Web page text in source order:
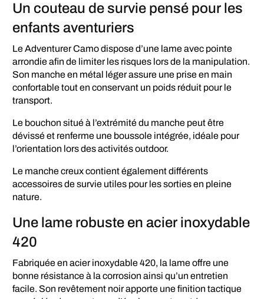
Un couteau de survie pensé pour les
enfants aventuriers
Le Adventurer Camo dispose d’une lame avec pointe
arrondie afin de limiter les risques lors de la manipulation.
Son manche en métal léger assure une prise en main
confortable tout en conservant un poids réduit pour le
transport.
Le bouchon situé à l’extrémité du manche peut être
dévissé et renferme une boussole intégrée, idéale pour
l’orientation lors des activités outdoor.
Le manche creux contient également différents
accessoires de survie utiles pour les sorties en pleine
nature.
Une lame robuste en acier inoxydable
420
Fabriquée en acier inoxydable 420, la lame offre une
bonne résistance à la corrosion ainsi qu’un entretien
facile. Son revêtement noir apporte une finition tactique